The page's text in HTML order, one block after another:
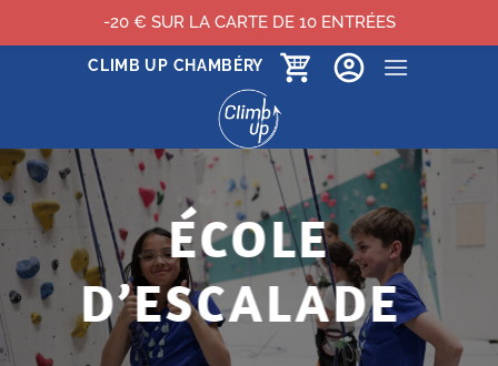
CLIMB UP CHAMBÉRY
ÉCOLE
D’ESCALADE
-20 € SUR LA CARTE DE 10 ENTRÉES